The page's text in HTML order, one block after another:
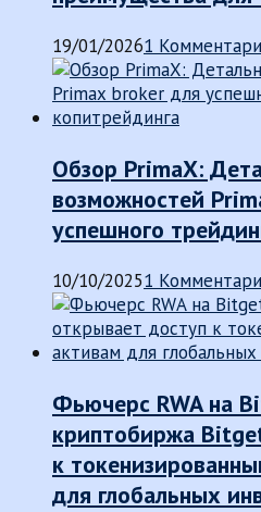
19/01/20261
Обзор PrimaX:
возможностей
успешного
10/10/20251
Фьючерс RWA на
криптобиржа
к
для глобальных